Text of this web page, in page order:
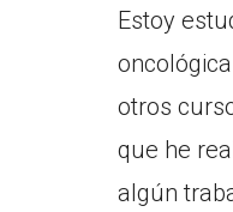
Estoy
otros
que he
algún